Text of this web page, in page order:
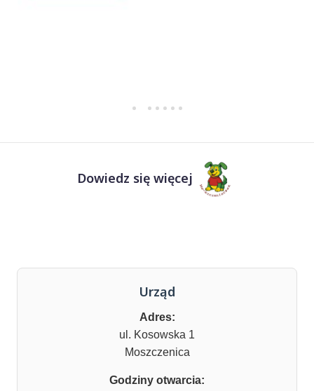
Dowiedz się więcej
Urząd
Adres:
ul. Kosowska 1
Moszczenica
Godziny otwarcia: